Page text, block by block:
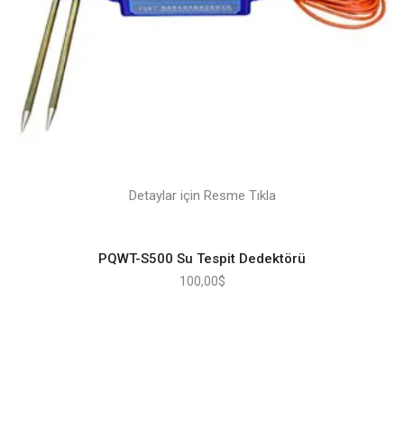
Detaylar için Resme Tıkla
PQWT-S500 Su Tespit Dedektörü
100,00$